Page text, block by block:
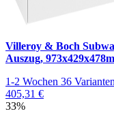
Villeroy & Boch
Auszug,
1-2 Wochen 36 Varianten
405,31 €
33%